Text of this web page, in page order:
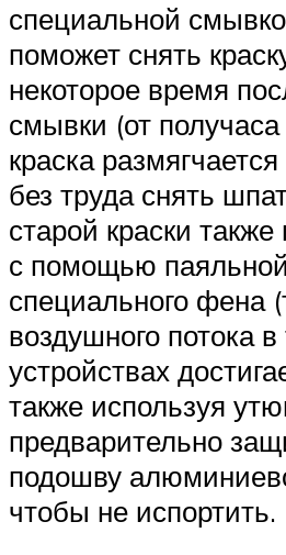
специальной
поможет снять
некоторое время
смывки (от
краска
без труда снять
старой краски
с помощью
специального фена
воздушного потока в
устройствах
также используя
предварительно
подошву
чтобы не испортить.